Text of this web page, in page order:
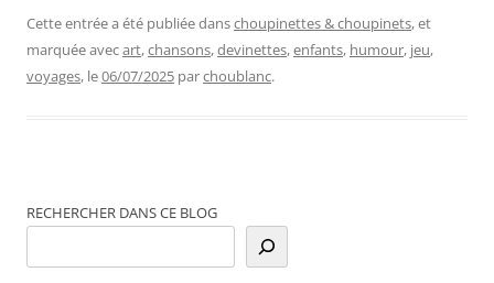
Cette entrée a été publiée danschoupinettes & choupinets, et
marquée avecart,chansons,devinettes,enfants, humour, jeu,
voyages, le06/07/2025 parchoublanc.
RECHERCHER DANS CE BLOG